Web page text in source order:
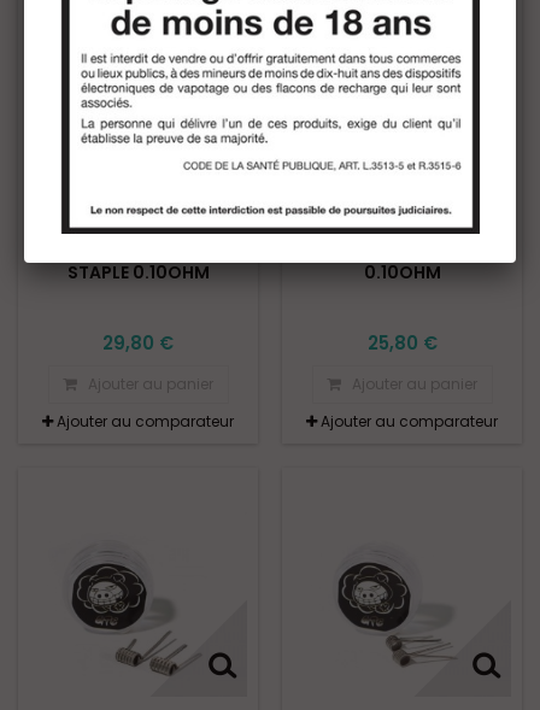
FABRICANT:GPC COILS
STAPLE 0.10OHM
29,80 €
Ajouter au panier
Ajouter au comparateur
FABRICANT:GPC COILS
0.10OHM
25,80 €
Ajouter au panier
Ajouter au comparateur